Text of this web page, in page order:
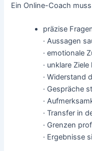
Ein Online-Coach
präzise
· Aussagen
· emotionale
· unklare
· Widerstand
· Gespräche
·
· Transfer in
· Grenzen
· Ergebnisse